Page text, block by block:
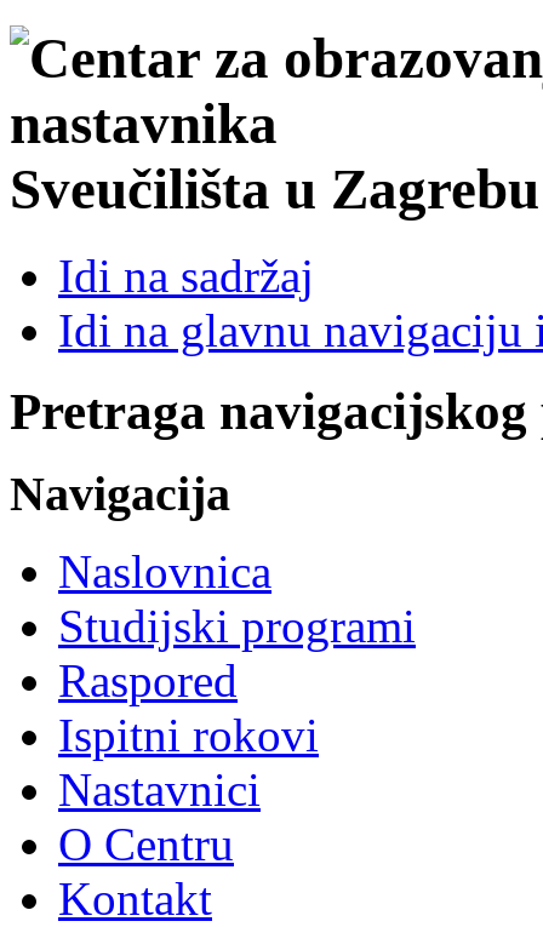
Sveučilišta u Zagrebu
Idi na sadržaj
Idi na glavnu navigaciju
Pretraga
Navigacija
Naslovnica
Studijski programi
Raspored
Ispitni rokovi
Nastavnici
O Centru
Kontakt